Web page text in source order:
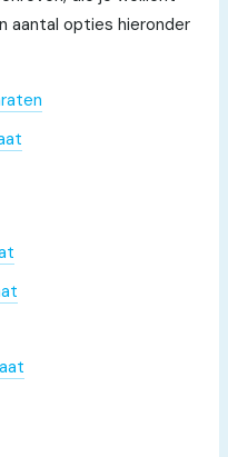
aantal opties hieronder